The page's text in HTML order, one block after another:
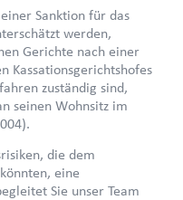
Sanktion für das
werden,
Gerichte nach einer
Kassationsgerichtshofes
zuständig sind,
seinen Wohnsitz im
die dem
eine
Sie unser Team